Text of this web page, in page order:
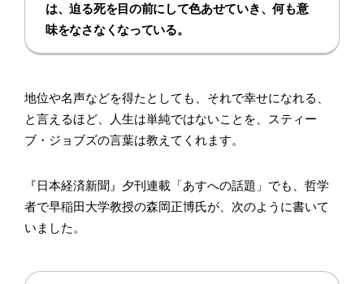
は、迫る死を目の前にして色あせていき、何も意
味をなさなくなっている。
地位や名声などを得たとしても、それで幸せになれる、
と言えるほど、人生は単純ではないことを、スティー
ブ・ジョブズの言葉は教えてくれます。
『日本経済新聞』夕刊連載「あすへの話題」でも、哲学
者で早稲田大学教授の森岡正博氏が、次のように書いて
いました。